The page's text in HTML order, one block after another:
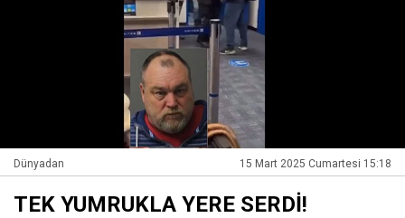
Dünyadan 15 Mart 2025 Cumartesi 15:18
TEK YUMRUKLA YERE SERDİ!